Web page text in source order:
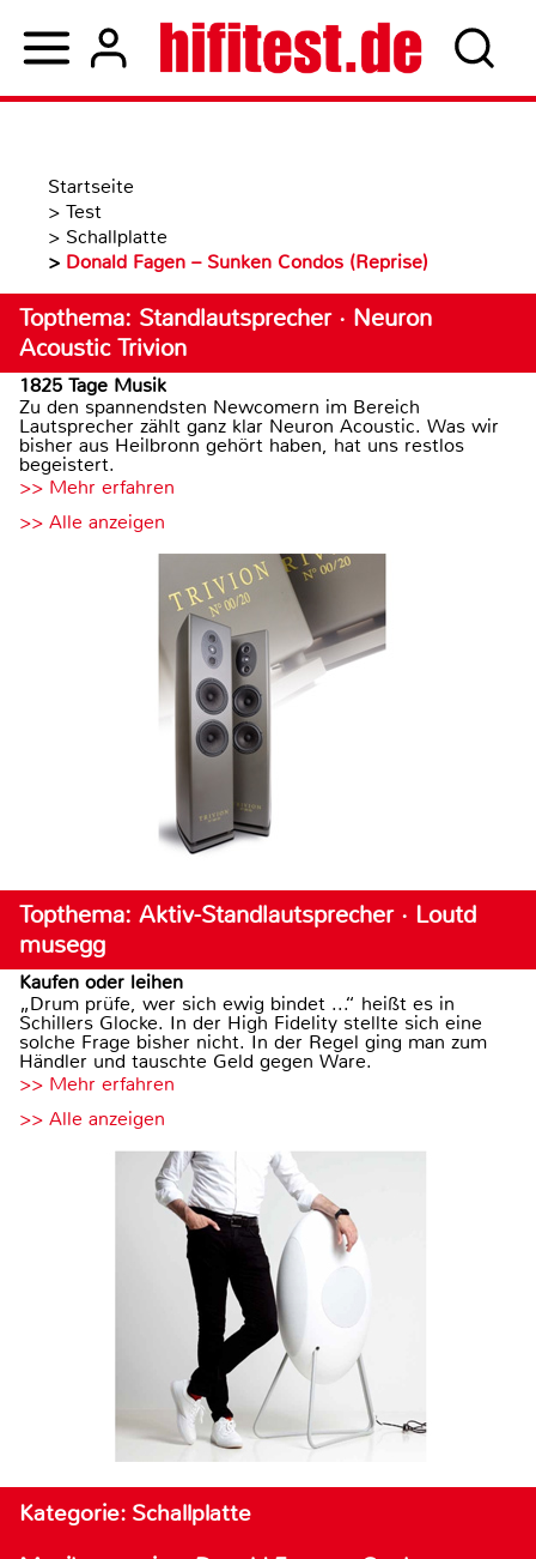
Startseite
> Test
> Schallplatte
> Donald Fagen – Sunken Condos (Reprise)
Topthema: Standlautsprecher · Neuron
Acoustic Trivion
1825 Tage Musik
Zu den spannendsten Newcomern im Bereich
Lautsprecher zählt ganz klar Neuron Acoustic. Was wir
bisher aus Heilbronn gehört haben, hat uns restlos
begeistert.
>> Mehr erfahren
>> Alle anzeigen
Topthema: Aktiv-Standlautsprecher · Loutd
musegg
Kaufen oder leihen
„Drum prüfe, wer sich ewig bindet ...“ heißt es in
Schillers Glocke. In der High Fidelity stellte sich eine
solche Frage bisher nicht. In der Regel ging man zum
Händler und tauschte Geld gegen Ware.
>> Mehr erfahren
>> Alle anzeigen
Kategorie: Schallplatte